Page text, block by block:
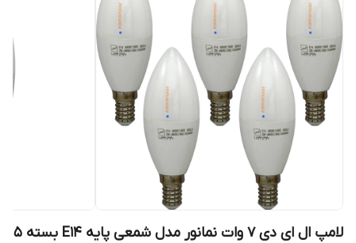
لامپ ال ای دی 7 وات نمانور مدل شمعی پایه E14 بسته 5